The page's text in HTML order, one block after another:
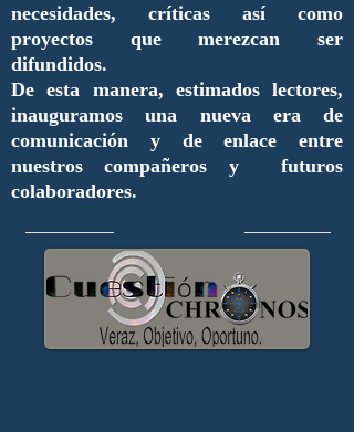
necesidades, críticas así como
proyectos que merezcan ser
difundidos.
De esta manera, estimados lectores,
inauguramos una nueva era de
comunicación y de enlace entre
nuestros compañeros y futuros
colaboradores.